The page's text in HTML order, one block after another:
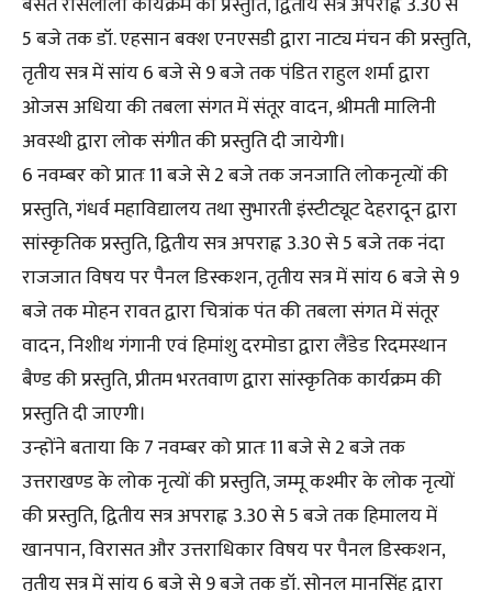
5 बजे तक डॉ. एहसान बक्श एनएसडी द्वारा नाट्य मंचन की प्रस्तुति,
तृतीय सत्र में सांय 6 बजे से 9 बजे तक पंडित राहुल शर्मा द्वारा
ओजस अधिया की तबला संगत में संतूर वादन, श्रीमती मालिनी
अवस्थी द्वारा लोक संगीत की प्रस्तुति दी जायेगी।
6 नवम्बर को प्रातः 11 बजे से 2 बजे तक जनजाति लोकनृत्यों की
प्रस्तुति, गंधर्व महाविद्यालय तथा सुभारती इंस्टीट्यूट देहरादून द्वारा
सांस्कृतिक प्रस्तुति, द्वितीय सत्र अपराह्न 3.30 से 5 बजे तक नंदा
राजजात विषय पर पैनल डिस्कशन, तृतीय सत्र में सांय 6 बजे से 9
बजे तक मोहन रावत द्वारा चित्रांक पंत की तबला संगत में संतूर
वादन, निशीथ गंगानी एवं हिमांशु दरमोडा द्वारा लैंडेड रिदमस्थान
बैण्ड की प्रस्तुति, प्रीतम भरतवाण द्वारा सांस्कृतिक कार्यक्रम की
प्रस्तुति दी जाएगी।
उन्होंने बताया कि 7 नवम्बर को प्रातः 11 बजे से 2 बजे तक
उत्तराखण्ड के लोक नृत्यों की प्रस्तुति, जम्मू कश्मीर के लोक नृत्यों
की प्रस्तुति, द्वितीय सत्र अपराह्न 3.30 से 5 बजे तक हिमालय में
खानपान, विरासत और उत्तराधिकार विषय पर पैनल डिस्कशन,
तृतीय सत्र में सांय 6 बजे से 9 बजे तक डॉ. सोनल मानसिंह द्वारा